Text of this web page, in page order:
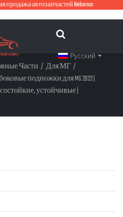
продажа автозапчастей Rebornor
Русский
Части / Для МГ /
подножки для MG 2022 |
устойчивые |